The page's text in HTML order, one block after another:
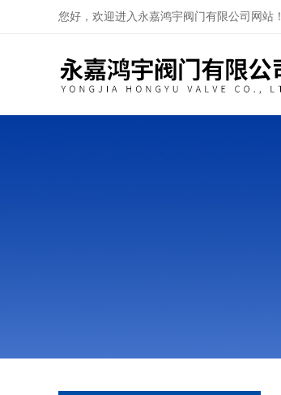
您好，欢迎进入永嘉鸿宇阀门有限公司网站！